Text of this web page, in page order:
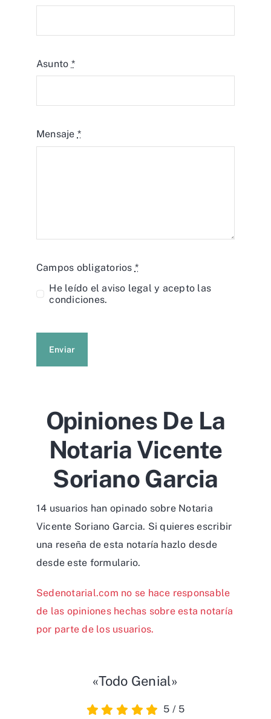
Asunto *
Mensaje *
Campos obligatorios *
He leído elaviso legal y acepto las
condiciones.
Enviar
Opiniones De La
Notaria Vicente
Soriano Garcia
14 usuarios han opinado sobre Notaria
Vicente Soriano Garcia. Si quieres escribir
una reseña de esta notaría hazlo desde
desdeeste formulario.
Sedenotarial.com no se hace responsable
de las opiniones hechas sobre esta notaría
por parte de los usuarios.
«Todo Genial»
5 / 5